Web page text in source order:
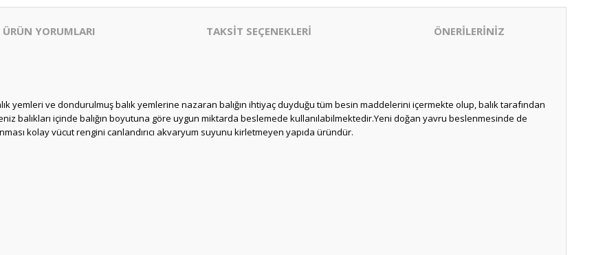
ÜRÜN YORUMLARI TAKSİT SEÇENEKLERİ ÖNERİLERİNİZ
yemleri ve dondurulmuş balık yemlerine nazaran balığın ihtiyaç duyduğu tüm besin maddelerini içermekte olup, balık tarafından
balıkları içinde balığın boyutuna göre uygun miktarda beslemede kullanılabilmektedir.Yeni doğan yavru beslenmesinde de
kolay vücut rengini canlandırıcı akvaryum suyunu kirletmeyen yapıda üründür.